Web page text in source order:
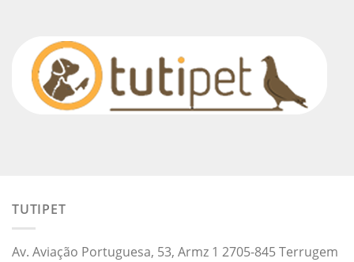
TUTIPET
Av. Aviação Portuguesa, 53, Armz 1 2705-845 Terrugem